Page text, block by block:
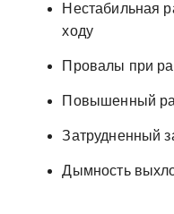
Нестабильная
ходу
Провалы при
Повышенный
Затрудненный
Дымность